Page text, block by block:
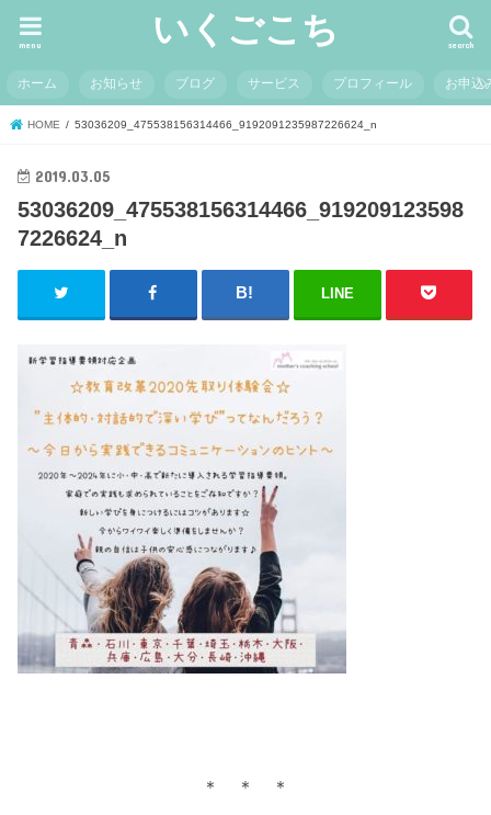
いくごこち search
menu
ホーム お知らせ ブログ サービス プロフィール お申込
HOME 53036209_475538156314466_9192091235987226624_n
2019.03.05
53036209_475538156314466_919209123598
7226624_n
LINE
＊ ＊ ＊